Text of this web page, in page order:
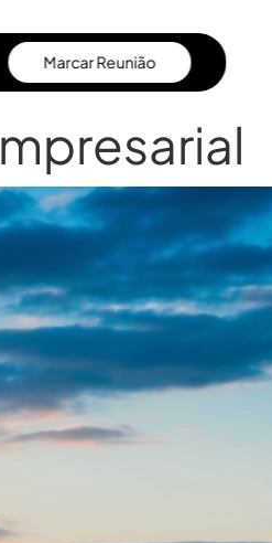
Marcar Reunião
Marcar Reunião